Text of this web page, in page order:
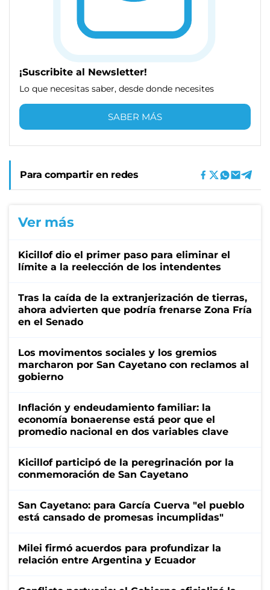
¡Suscribite al Newsletter!
Lo que necesitas saber, desde donde necesites
SABER MÁS
Para compartir en redes
Ver más
Kicillof dio el primer paso para eliminar el
límite a la reelección de los intendentes
Tras la caída de la extranjerización de tierras,
ahora advierten que podría frenarse Zona Fría
en el Senado
Los movimentos sociales y los gremios
marcharon por San Cayetano con reclamos al
gobierno
Inflación y endeudamiento familiar: la
economía bonaerense está peor que el
promedio nacional en dos variables clave
Kicillof participó de la peregrinación por la
conmemoración de San Cayetano
San Cayetano: para García Cuerva "el pueblo
está cansado de promesas incumplidas"
Milei firmó acuerdos para profundizar la
relación entre Argentina y Ecuador